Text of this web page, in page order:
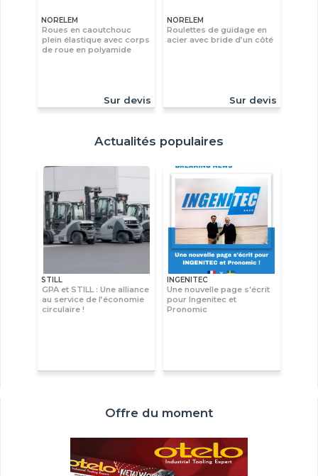
NORELEM
Roues en caoutchouc
plein élastique avec corps
de roue en polyamide
Sur devis
NORELEM
Roulettes de guidage en
acier avec bride d’un côté
Sur devis
Actualités populaires
STILL
GPA et STILL : Une alliance
au service de l’économie
circulaire !
INGENITEC
Une nouvelle page s'écrit
pour Ingenitec et
Pronomic
Offre du moment